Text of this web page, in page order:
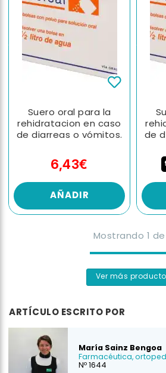
Suero oral para la
rehidratacion en caso
de diarreas o vómitos.
6,43€
AÑADIR
de
Mostrando 1 de
Ver más
ARTÍCULO ESCRITO POR
María Sainz Bengoa
Farmacéutica,
Nº 1644